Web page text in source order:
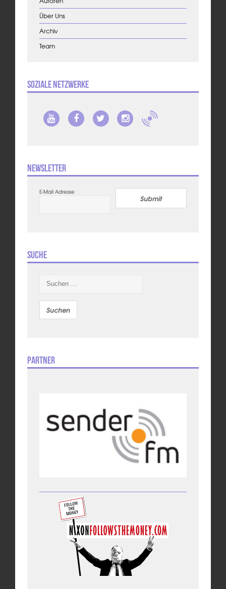
Über Uns
Archiv
Team
Soziale Netzwerke
Newsletter
E-Mail Adresse
Submit
Suche
nach:
Partner